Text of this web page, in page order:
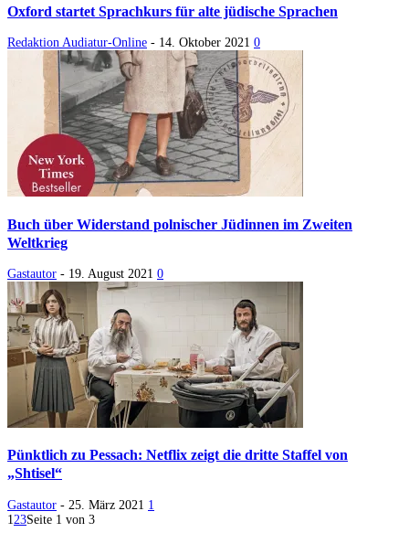
Oxford startet Sprachkurs für alte jüdische Sprachen
Redaktion Audiatur-Online - 14. Oktober 2021 0
Buch über Widerstand polnischer Jüdinnen im Zweiten
Weltkrieg
Gastautor - 19. August 2021 0
Pünktlich zu Pessach: Netflix zeigt die dritte Staffel von
„Shtisel“
Gastautor - 25. März 2021 1
1 23Seite 1 von 3